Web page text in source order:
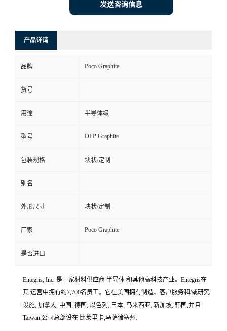
发送咨询信息
产品详请
品牌 Poco Graphite
货号
用途 半导体级
型号 DFP Graphite
包装规格 块状/定制
别名
外形尺寸 块状/定制
厂家 Poco Graphite
是否进口
Entegris, Inc. 是一家材料供应商 半导体 和其他高科技产业。Entegris在
其 运营中拥有约7,700名员工。它在美国拥有制造、客户服务和/或研究
设施, 加拿大, 中国, 德国, 以色列, 日本, 马来西亚, 新加坡, 韩国,并且
Taiwan.公司总部设在 比莱里卡,马萨诸塞州.